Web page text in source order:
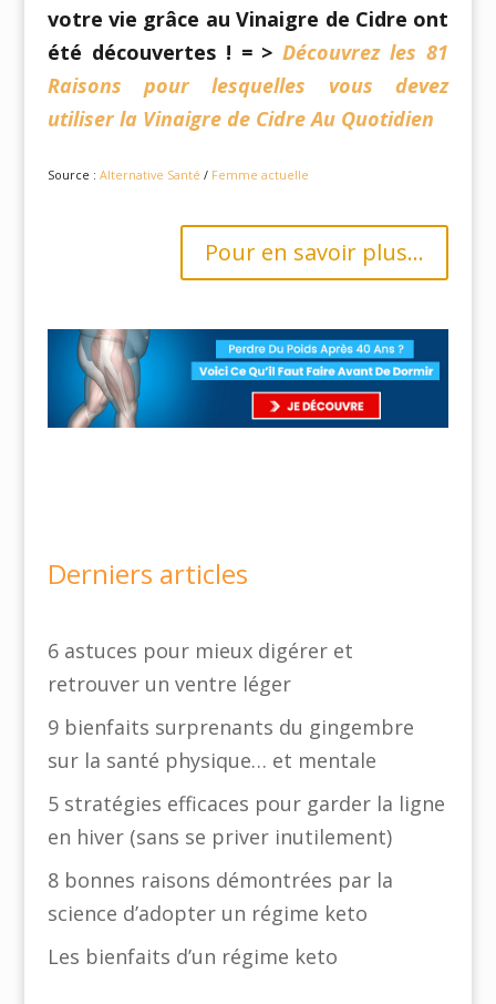
votre vie grâce au Vinaigre de Cidre ont
été découvertes ! = > Découvrez les 81
Raisons pour lesquelles vous devez
utiliser la Vinaigre de Cidre Au Quotidien
Source : Alternative Santé / Femme actuelle
Pour en savoir plus...
Derniers articles
6 astuces pour mieux digérer et
retrouver un ventre léger
9 bienfaits surprenants du gingembre
sur la santé physique… et mentale
5 stratégies efficaces pour garder la ligne
en hiver (sans se priver inutilement)
8 bonnes raisons démontrées par la
science d’adopter un régime keto
Les bienfaits d’un régime keto